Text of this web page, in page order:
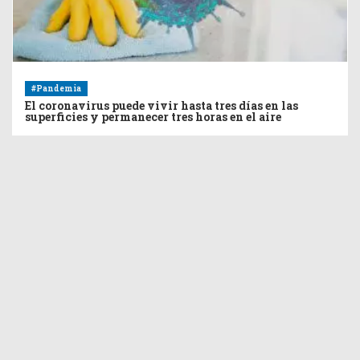
#Pandemia
El coronavirus puede vivir hasta tres días en las
superficies y permanecer tres horas en el aire